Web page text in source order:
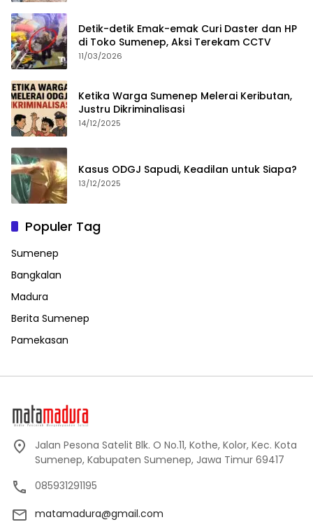
Detik-detik Emak-emak Curi Daster dan HP
di Toko Sumenep, Aksi Terekam CCTV
11/03/2026
Ketika Warga Sumenep Melerai Keributan,
Justru Dikriminalisasi
14/12/2025
Kasus ODGJ Sapudi, Keadilan untuk Siapa?
13/12/2025
Populer Tag
Sumenep
Bangkalan
Madura
Berita Sumenep
Pamekasan
Jalan Pesona Satelit Blk. O No.11, Kothe, Kolor, Kec. Kota
Sumenep, Kabupaten Sumenep, Jawa Timur 69417
085931291195
matamadura@gmail.com